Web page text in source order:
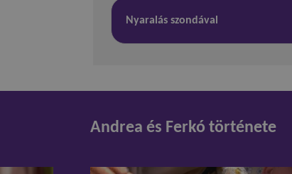
Nyaralás szondával
Andrea és Ferkó története